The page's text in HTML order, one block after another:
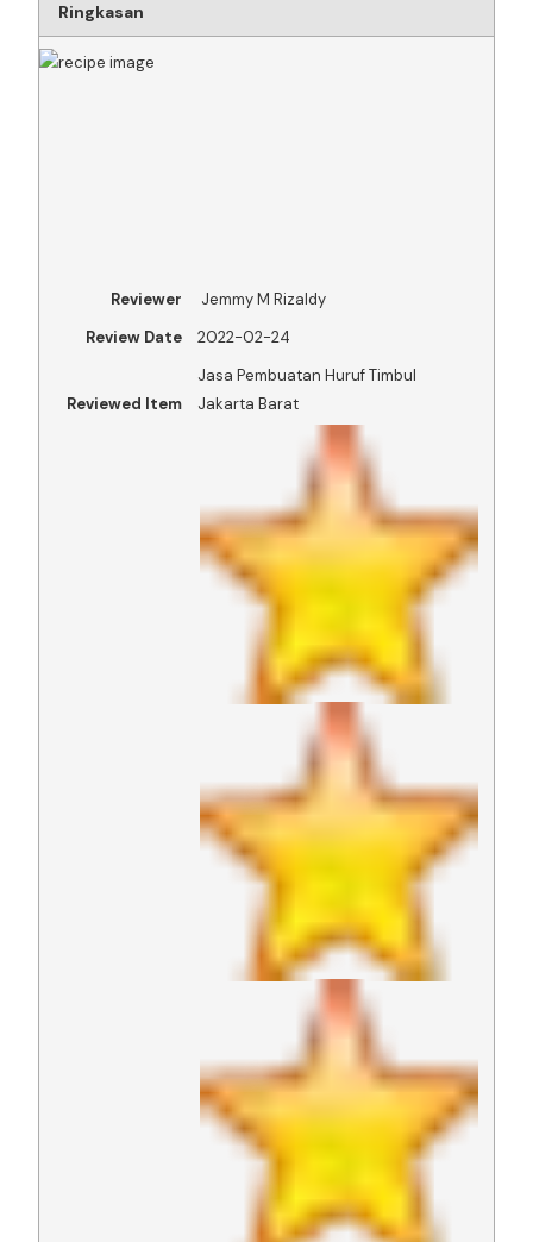
Ringkasan
Reviewer
Jemmy M Rizaldy
Review Date
2022-02-24
Reviewed Item
Jasa Pembuatan Huruf Timbul
Jakarta Barat